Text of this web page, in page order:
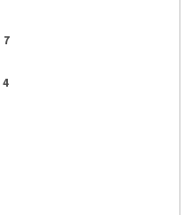
7
4